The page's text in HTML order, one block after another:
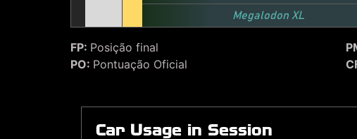
Megalodon XL
FP: Posição final
PO: Pontuação Oficial
Car Usage in Session